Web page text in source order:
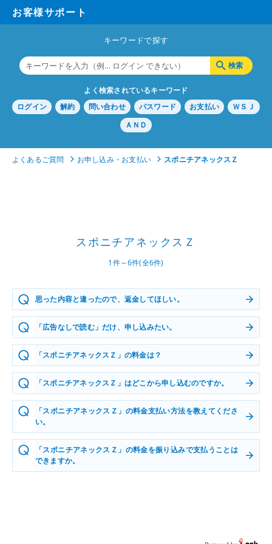
お客様サポート
キーワードで探す
よく検索されているキーワード
ログイン 解約 問い合わせ パスワード お支払い
ＷＳＪ
ＡＮＤ
よくあるご質問 お申し込み・お支払い スポニチアネックスＺ
スポニチアネックスＺ
1件～6件(全6件)
思った内容と違ったので、返金してほしい。
「広告なしで読む」だけ、申し込みたい。
「スポニチアネックスＺ」の料金は？
「スポニチアネックスＺ」はどこから申し込むのですか。
「スポニチアネックスＺ」の料金支払い方法を教えてくださ
い。
「スポニチアネックスＺ」の料金を振り込みで支払うことは
できますか。